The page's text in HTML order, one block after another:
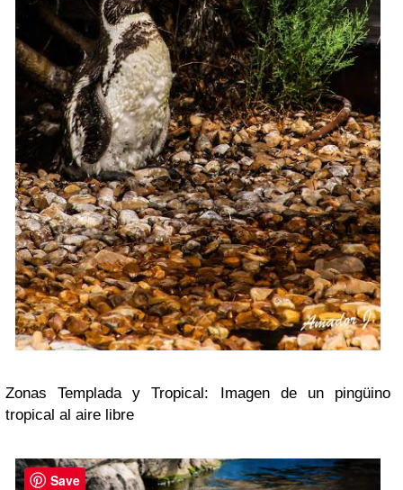
Zonas Templada y Tropical: Imagen de un pingüino
tropical al aire libre
Save